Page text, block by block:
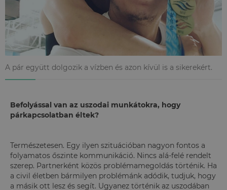
A pár együtt dolgozik a vízben és azon kívül is a sikerekért.
Befolyással van az uszodai munkátokra, hogy
párkapcsolatban éltek?
Természetesen. Egy ilyen szituációban nagyon fontos a
folyamatos őszinte kommunikáció. Nincs alá-felé rendelt
szerep. Partnerként közös problémamegoldás történik. Ha
a civil életben bármilyen problémánk adódik, tudjuk, hogy
a másik ott lesz és segít. Ugyanez történik az uszodában